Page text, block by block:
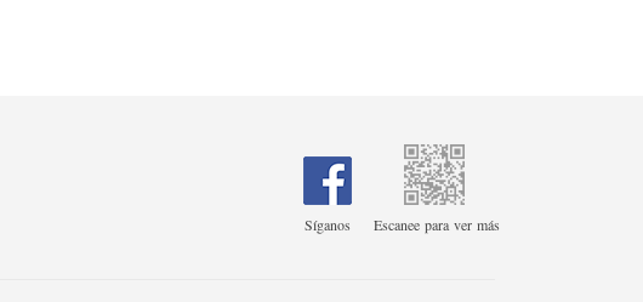
Síganos
Escanee para ver más